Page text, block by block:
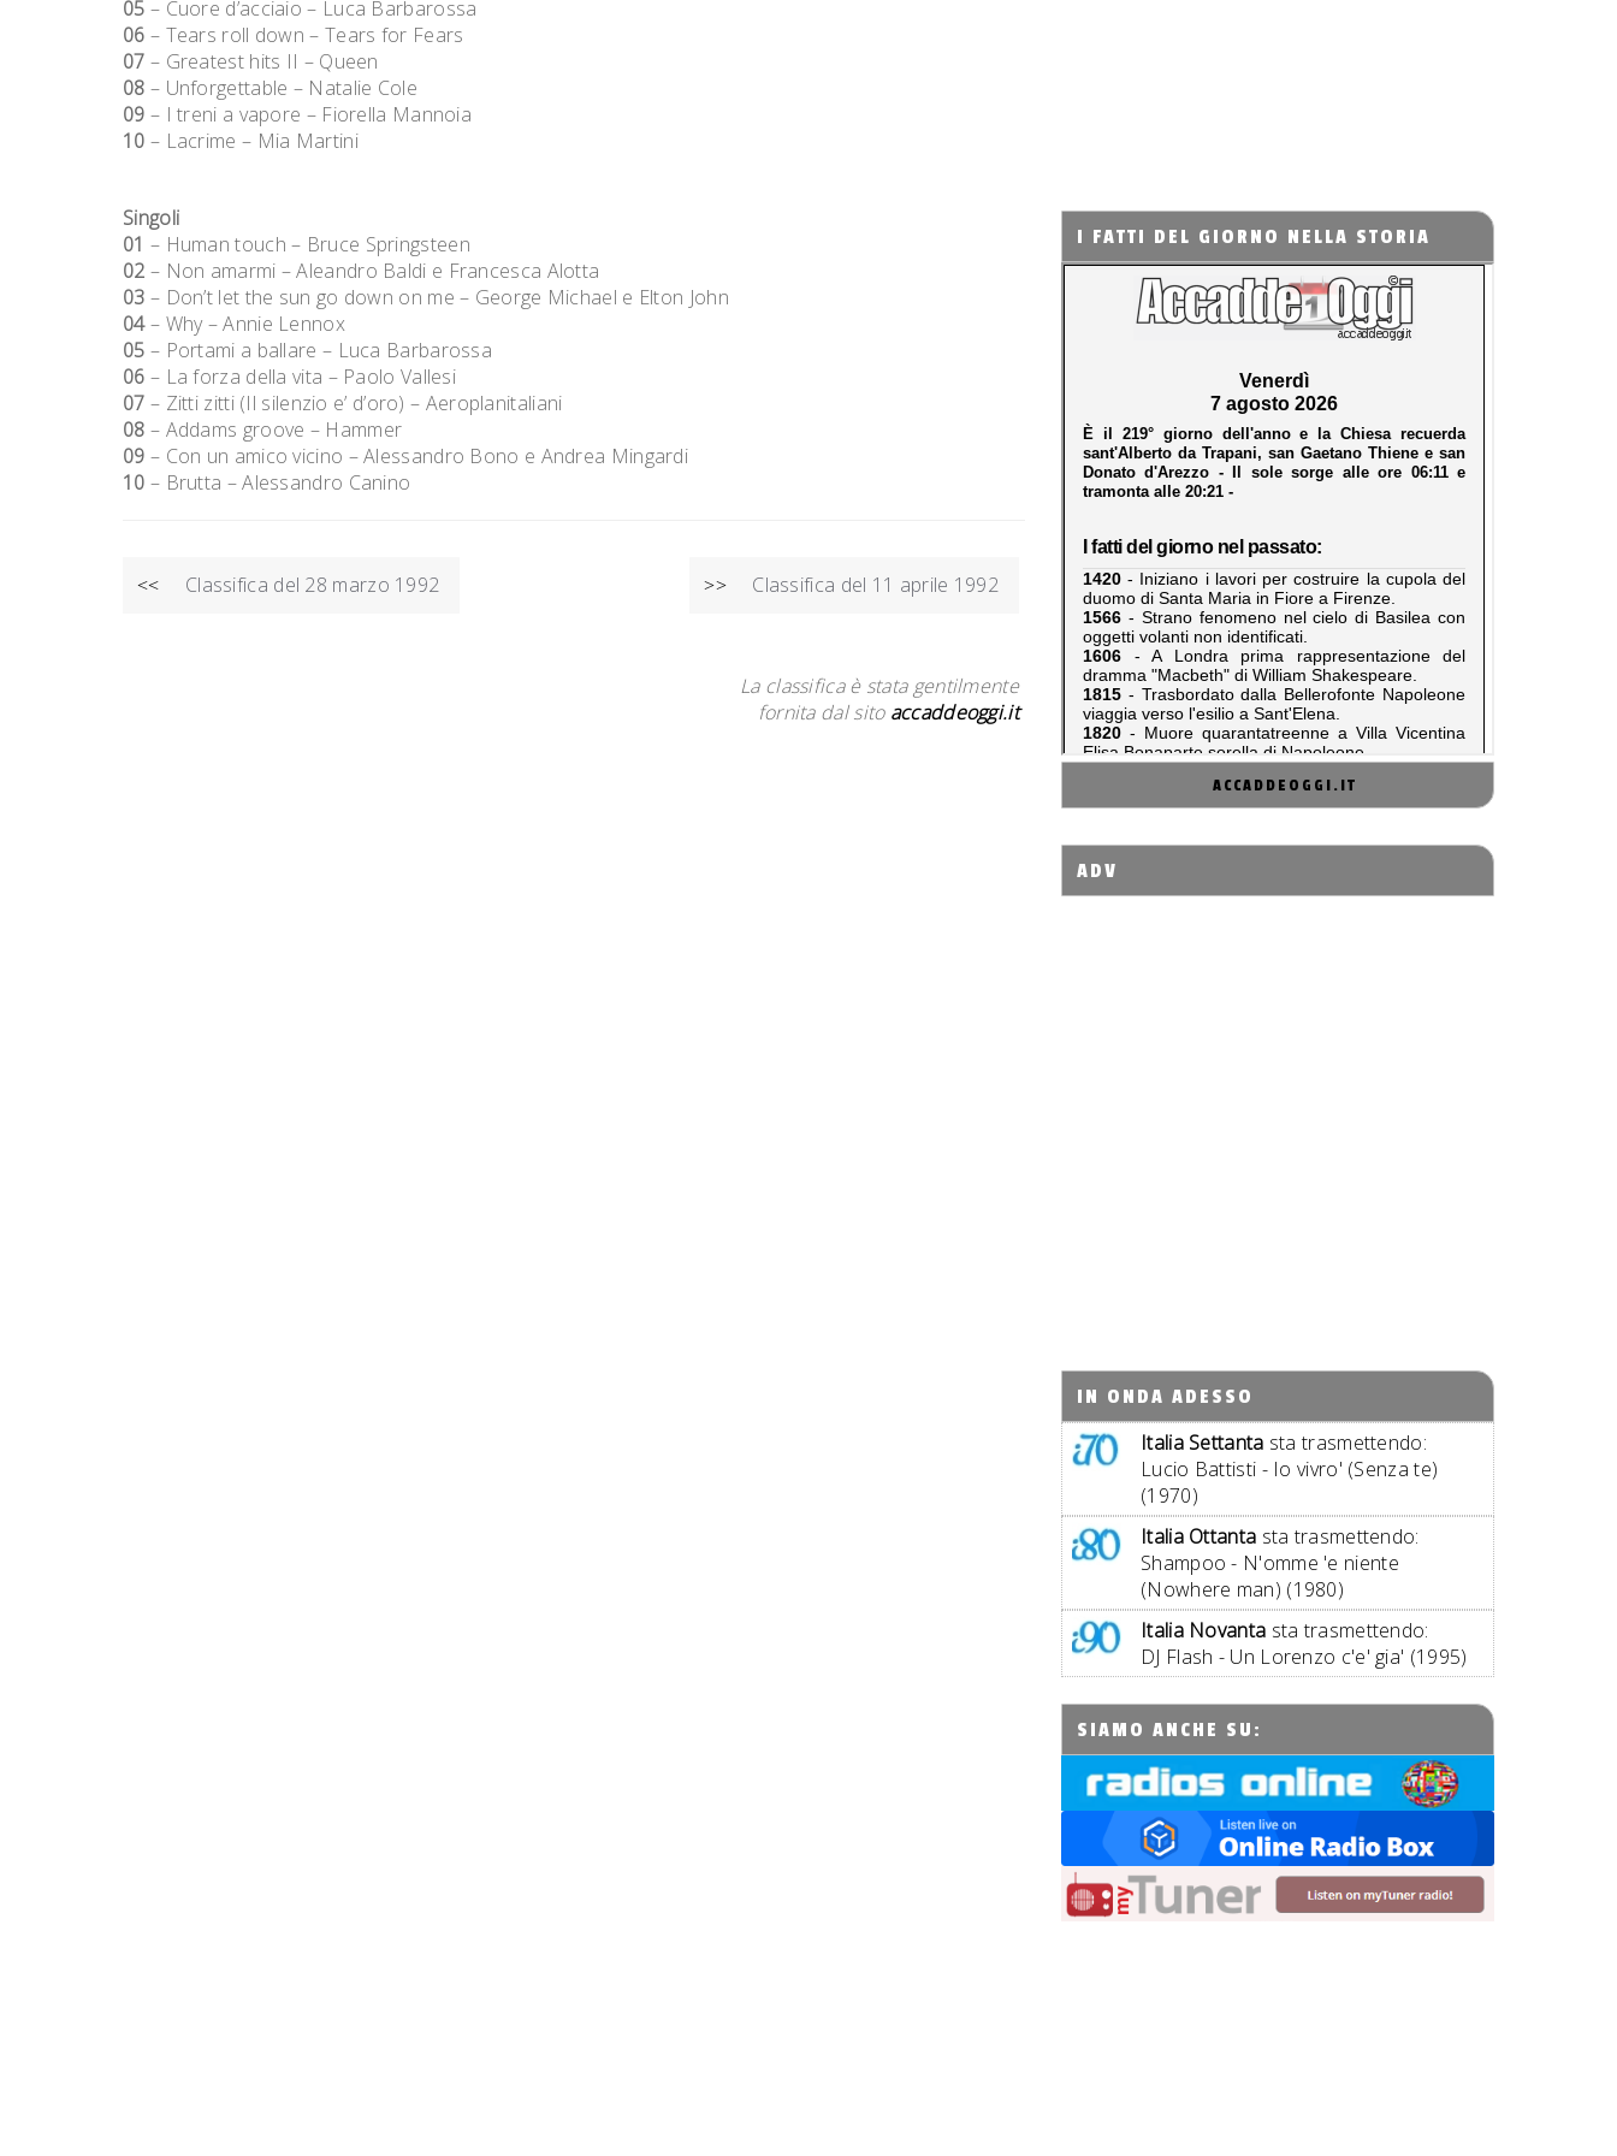
05 – Cuore d’acciaio – Luca Barbarossa
06 – Tears roll down – Tears for Fears
07 – Greatest hits II – Queen
08 – Unforgettable – Natalie Cole
09 – I treni a vapore – Fiorella Mannoia
10 – Lacrime – Mia Martini
Singoli
01 – Human touch – Bruce Springsteen
02 – Non amarmi – Aleandro Baldi e Francesca Alotta
03 – Don’t let the sun go down on me – George Michael e Elton John
04– Why – Annie Lennox
05 – Portami a ballare – Luca Barbarossa
06 – La forza della vita – Paolo Vallesi
07 – Zitti zitti (Il silenzio e’ d’oro) – Aeroplanitaliani
08 – Addams groove – Hammer
09 – Con un amico vicino – Alessandro Bono e Andrea Mingardi
10 – Brutta – Alessandro Canino
NAVIGAZIONE
<< Classifica del 28 marzo 1992 >> Classifica del 11 aprile 1992
La classifica è stata gentilmente
fornita dal sito accaddeoggi.it
I FATTI DEL GIORNO NELLA STORIA
ACCADDEOGGI.IT
ADV
IN ONDA ADESSO
Italia Settanta sta trasmettendo:
Lucio Battisti - Io vivro' (Senza te)
(1970)
Italia Ottanta sta trasmettendo:
Shampoo - N'omme 'e niente
(Nowhere man) (1980)
Italia Novanta sta trasmettendo:
DJ Flash - Un Lorenzo c'e' gia' (1995)
SIAMO ANCHE SU: